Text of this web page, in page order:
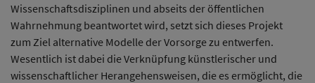
Wissenschaftsdisziplinen und abseits der öffentlichen
Wahrnehmung beantwortet wird, setzt sich dieses Projekt
zum Ziel alternative Modelle der Vorsorge zu entwerfen.
Wesentlich ist dabei die Verknüpfung künstlerischer und
wissenschaftlicher Herangehensweisen, die es ermöglicht, die